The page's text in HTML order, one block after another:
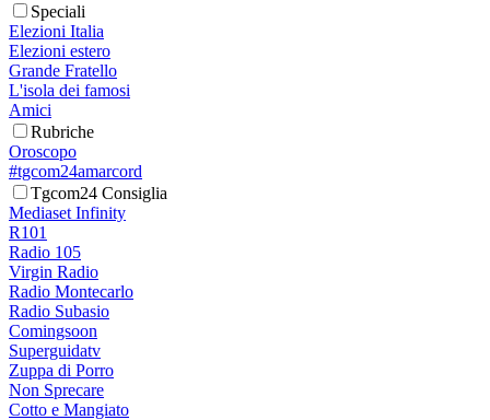
Speciali
Elezioni Italia
Elezioni estero
Grande Fratello
L'isola dei famosi
Amici
Rubriche
Oroscopo
#tgcom24amarcord
Tgcom24 Consiglia
Mediaset Infinity
R101
Radio 105
Virgin Radio
Radio Montecarlo
Radio Subasio
Comingsoon
Superguidatv
Zuppa di Porro
Non Sprecare
Cotto e Mangiato